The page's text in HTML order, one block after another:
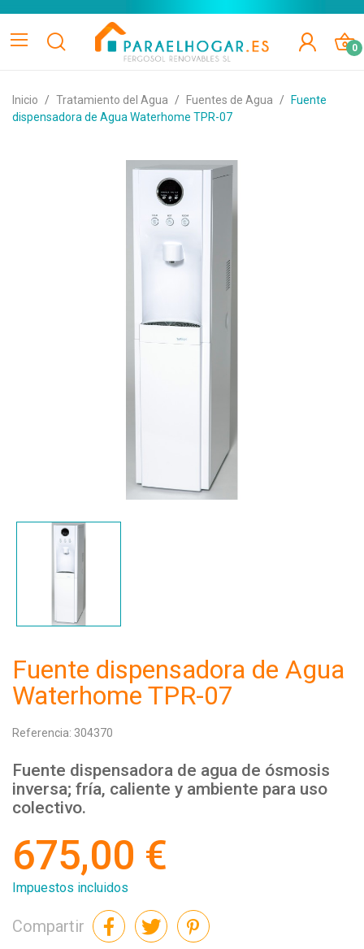
0
Inicio Tratamiento del Agua Fuentes de Agua
Fuente
dispensadora de Agua Waterhome TPR-07
Fuente dispensadora de Agua
Waterhome TPR-07
Referencia: 304370
Fuente dispensadora de agua de ósmosis
inversa; fría, caliente y ambiente para uso
colectivo.
675,00 €
Impuestos incluidos
Compartir